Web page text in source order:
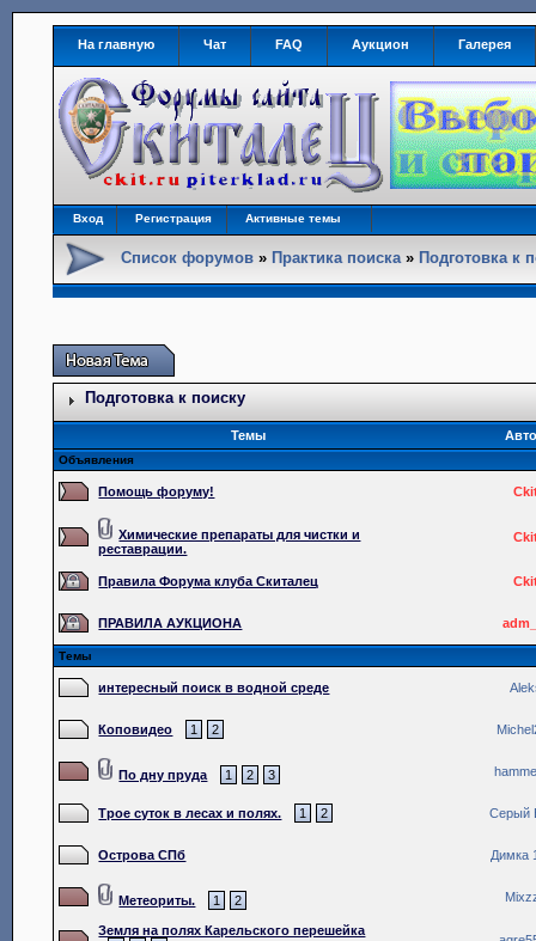
На главную Чат FAQ Аукцион Галерея
Вход Регистрация Активные темы
Список форумов » Практика поиска» Подготовка к
Подготовка к поиску
Темы
Объявления
Помощь форуму!
Химические препараты для чистки и
реставрации.
Правила Форума клуба Скиталец
ПРАВИЛА АУКЦИОНА
Темы
интересный поиск в водной среде
Коповидео 1 2
По дну пруда 1 2 3
Трое суток в лесах и полях. 1 2 Серый
Острова СПб Димка
Метеориты. 1 2
Земля на полях Карельского перешейка